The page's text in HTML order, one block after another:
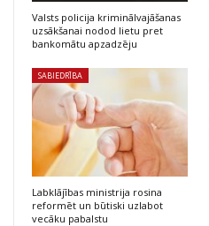
Valsts policija kriminālvajāšanas
uzsākšanai nodod lietu pret
bankomātu apzadzēju
SABIEDRĪBA
Labklājības ministrija rosina
reformēt un būtiski uzlabot
vecāku pabalstu